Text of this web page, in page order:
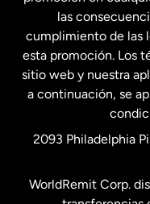
Malasia
Nueva
Países
las
cumplimiento de las
esta promoción. Los
sitio web y nuestra
a continuación, se
2093 Philadelphia
WorldRemit Corp.